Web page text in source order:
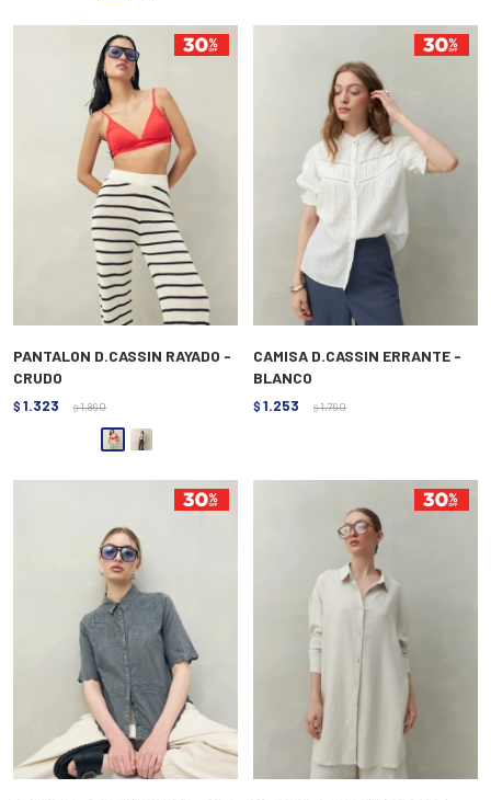
PANTALON D.CASSIN RAYADO -
CRUDO
$ 1.323 $ 1.890
CAMISA D.CASSIN ERRANTE -
BLANCO
$ 1.253 $ 1.790